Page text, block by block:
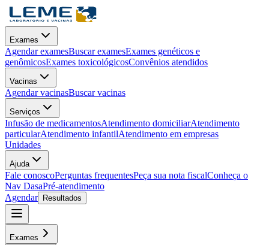
Exames
Agendar examesBuscar examesExames genéticos e
genômicosExames toxicológicosConvênios atendidos
Vacinas
Agendar vacinasBuscar vacinas
Serviços
Infusão de medicamentosAtendimento domiciliarAtendimento
particularAtendimento infantilAtendimento em empresas
Unidades
Ajuda
Fale conoscoPerguntas frequentesPeça sua nota fiscalConheça o
Nav DasaPré-atendimento
Agendar
Resultados
Exames